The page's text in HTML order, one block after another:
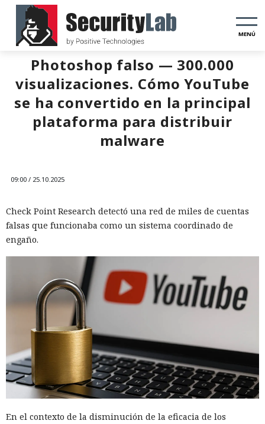
MENÚ
Photoshop falso — 300.000
visualizaciones. Cómo YouTube
se ha convertido en la principal
plataforma para distribuir
malware
09:00 / 25.10.2025
Check Point Research detectó una red de miles de cuentas
falsas que funcionaba como un sistema coordinado de
engaño.
En el contexto de la disminución de la eficacia de los